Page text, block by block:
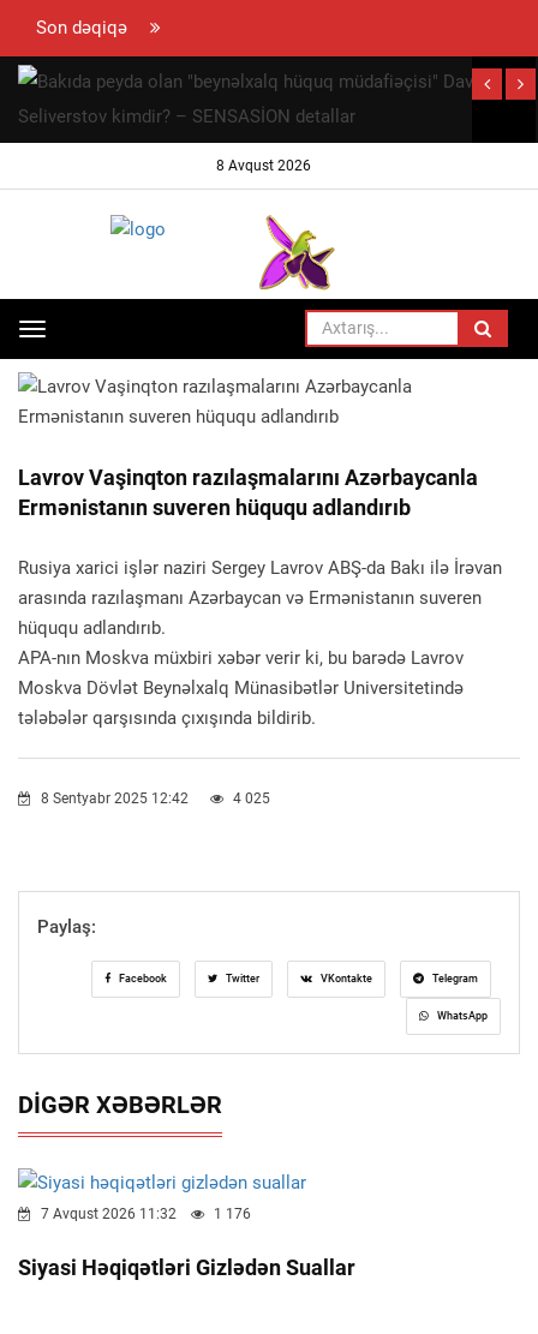
Son dəqiqə
səfəri
8 Avqust 2026
Toggle
navigation
SIYASƏT
Lavrov Vaşinqton razılaşmalarını Azərbaycanla
Ermənistanın suveren hüququ adlandırıb
Rusiya xarici işlər naziri Sergey Lavrov ABŞ-da Bakı ilə İrəvan
arasında razılaşmanı Azərbaycan və Ermənistanın suveren
hüququ adlandırıb.
APA-nın Moskva müxbiri xəbər verir ki, bu barədə Lavrov
Moskva Dövlət Beynəlxalq Münasibətlər Universitetində
tələbələr qarşısında çıxışında bildirib.
8 Sentyabr 2025 12:42 4 025
Paylaş:
Facebook Twitter VKontakte Telegram
WhatsApp
DIGƏR XƏBƏRLƏR
7 Avqust 2026 11:32 1 176
Siyasi Həqiqətləri Gizlədən Suallar